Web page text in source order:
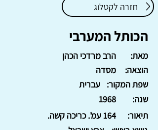
חזרה לקטלוג
הכותל המערבי
הרב מרדכי הכהן
מאת:
מסדה
הוצאה:
עברית
שפת המקור:
1968
שנה:
164 עמ'. כריכה קשה.
תיאור: